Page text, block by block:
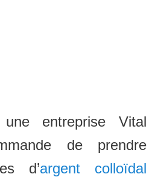
entreprise Vital
de prendre
d’argent colloïdal